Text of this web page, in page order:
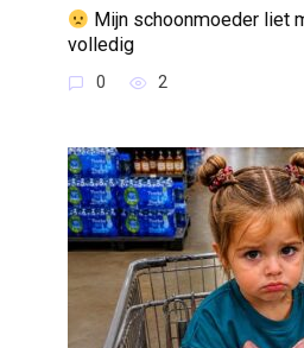
Mijn schoonmoeder liet
volledig
0 2